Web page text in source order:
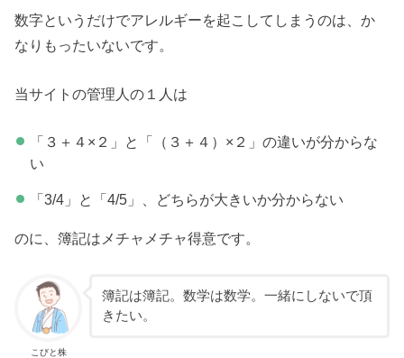
数字というだけでアレルギーを起こしてしまうのは、か
なりもったいないです。
当サイトの管理人の１人は
「３＋４×２」と「（３＋４）×２」の違いが分からな
い
「3/4」と「4/5」、どちらが大きいか分からない
のに、簿記はメチャメチャ得意です。
こびと株
簿記は簿記。数学は数学。一緒にしないで頂
きたい。